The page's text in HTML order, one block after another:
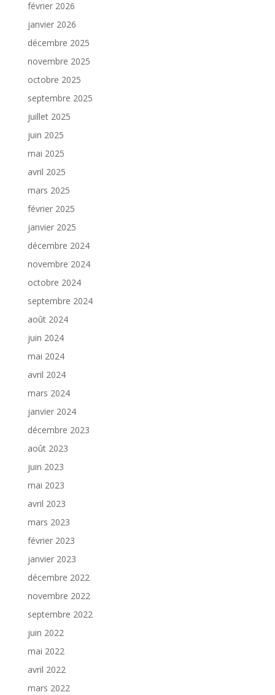
février 2026
janvier 2026
décembre 2025
novembre 2025
octobre 2025
septembre 2025
juillet 2025
juin 2025
mai 2025
avril 2025
mars 2025
février 2025
janvier 2025
décembre 2024
novembre 2024
octobre 2024
septembre 2024
août 2024
juin 2024
mai 2024
avril 2024
mars 2024
janvier 2024
décembre 2023
août 2023
juin 2023
mai 2023
avril 2023
mars 2023
février 2023
janvier 2023
décembre 2022
novembre 2022
septembre 2022
juin 2022
mai 2022
avril 2022
mars 2022